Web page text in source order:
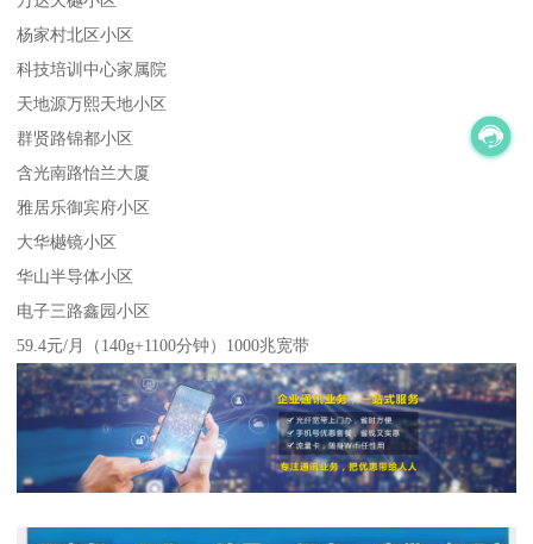
杨家村北区小区
科技培训中心家属院
天地源万熙天地小区
群贤路锦都小区
含光南路怡兰大厦
雅居乐御宾府小区
大华樾镜小区
华山半导体小区
电子三路鑫园小区
59.4元/月（140g+1100分钟）1000兆宽带